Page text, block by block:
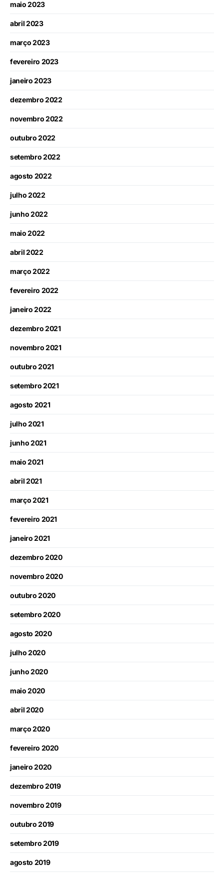
maio 2023
abril 2023
março 2023
fevereiro 2023
janeiro 2023
dezembro 2022
novembro 2022
outubro 2022
setembro 2022
agosto 2022
julho 2022
junho 2022
maio 2022
abril 2022
março 2022
fevereiro 2022
janeiro 2022
dezembro 2021
novembro 2021
outubro 2021
setembro 2021
agosto 2021
julho 2021
junho 2021
maio 2021
abril 2021
março 2021
fevereiro 2021
janeiro 2021
dezembro 2020
novembro 2020
outubro 2020
setembro 2020
agosto 2020
julho 2020
junho 2020
maio 2020
abril 2020
março 2020
fevereiro 2020
janeiro 2020
dezembro 2019
novembro 2019
outubro 2019
setembro 2019
agosto 2019